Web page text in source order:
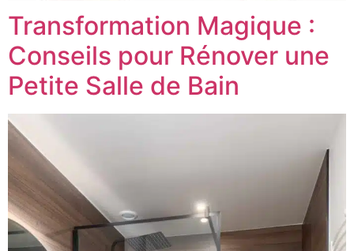
Transformation Magique :
Conseils pour Rénover une
Petite Salle de Bain